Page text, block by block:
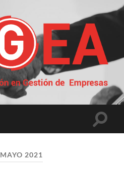
Centro
de
Investigación
Empresas
MAYO 2021